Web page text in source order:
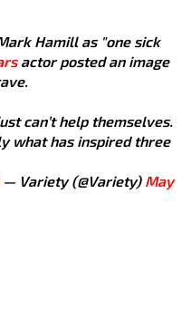
Hamill as "one sick
actor posted an image
can’t help themselves.
what has inspired three
— Variety (@Variety) May